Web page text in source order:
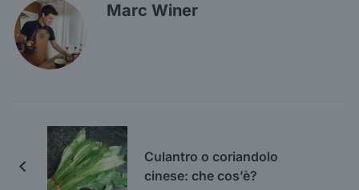
Marc Winer
Culantro o coriandolo
cinese: che cos’è?